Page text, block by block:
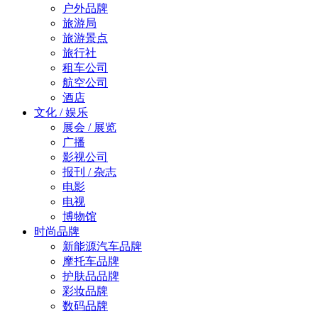
户外品牌
旅游局
旅游景点
旅行社
租车公司
航空公司
酒店
文化 / 娱乐
展会 / 展览
广播
影视公司
报刊 / 杂志
电影
电视
博物馆
时尚品牌
新能源汽车品牌
摩托车品牌
护肤品品牌
彩妆品牌
数码品牌